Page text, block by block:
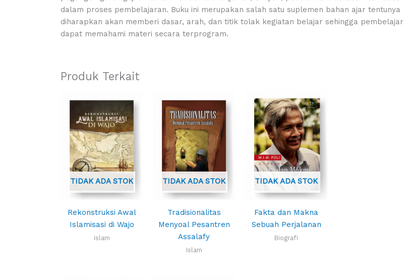
dalam proses pembelajaran. Buku ini merupakan salah satu suplemen bahan ajar tentunya
diharapkan akan memberi dasar, arah, dan titik tolak kegiatan belajar sehingga pembelajar
dapat memahami materi secara terprogram.
Produk Terkait
TIDAK ADA STOK
Rekonstruksi Awal
Islamisasi di Wajo
Islam
TIDAK ADA STOK
Tradisionalitas
Menyoal Pesantren
Assalafy
Islam
TIDAK ADA STOK
Fakta dan Makna
Sebuah Perjalanan
Biografi